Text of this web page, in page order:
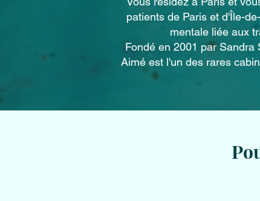
patients de Paris et d'Île-
mentale liée aux
Fondé en 2001 par
Aimé est l'un des rares